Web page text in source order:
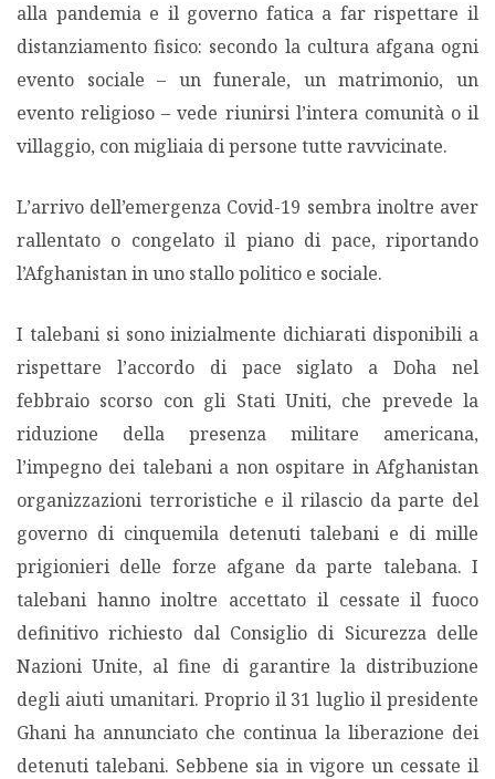
alla pandemia e il governo fatica a far rispettare il
distanziamento fisico: secondo la cultura afgana ogni
evento sociale – un funerale, un matrimonio, un
evento religioso – vede riunirsi l’intera comunità o il
villaggio, con migliaia di persone tutte ravvicinate.
L’arrivo dell’emergenza Covid-19 sembra inoltre aver
rallentato o congelato il piano di pace, riportando
l’Afghanistan in uno stallo politico e sociale.
I talebani si sono inizialmente dichiarati disponibili a
rispettare l’accordo di pace siglato a Doha nel
febbraio scorso con gli Stati Uniti, che prevede la
riduzione della presenza militare americana,
l’impegno dei talebani a non ospitare in Afghanistan
organizzazioni terroristiche e il rilascio da parte del
governo di cinquemila detenuti talebani e di mille
prigionieri delle forze afgane da parte talebana. I
talebani hanno inoltre accettato il cessate il fuoco
definitivo richiesto dal Consiglio di Sicurezza delle
Nazioni Unite, al fine di garantire la distribuzione
degli aiuti umanitari. Proprio il 31 luglio il presidente
Ghani ha annunciato che continua la liberazione dei
detenuti talebani. Sebbene sia in vigore un cessate il